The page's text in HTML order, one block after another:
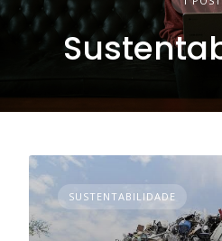
SUSTENTABILIDADE